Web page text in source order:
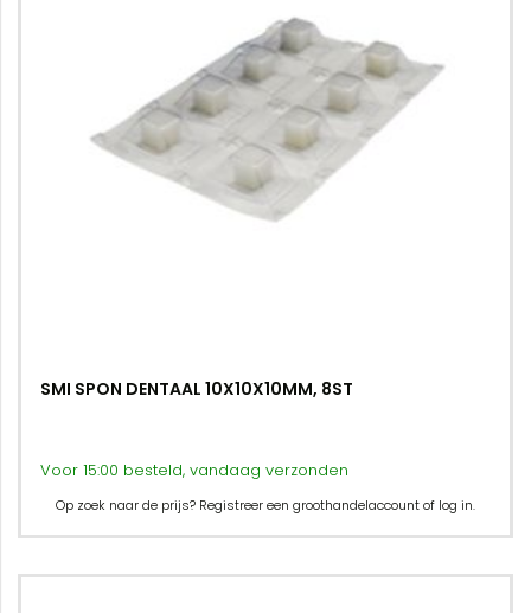
SMI SPON DENTAAL 10X10X10MM, 8ST
Voor 15:00 besteld, vandaag verzonden
Op zoek naar de prijs? Registreer een groothandelaccount of log in.